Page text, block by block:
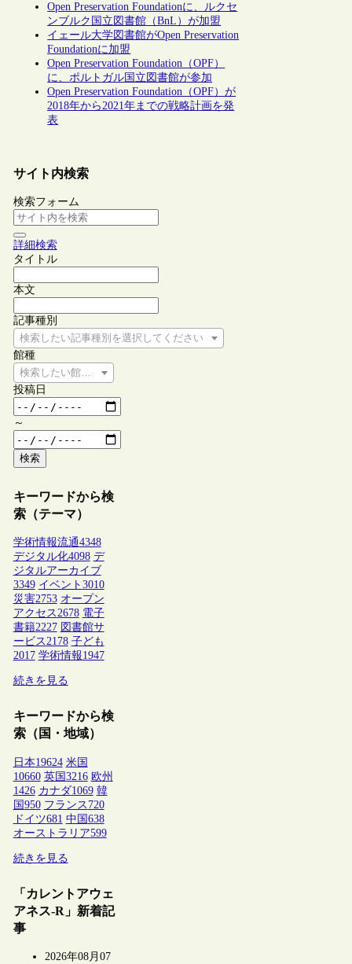
Open Preservation Foundationに、ルクセ
ンブルク国立図書館（BnL）が加盟
イェール大学図書館がOpen Preservation
Foundationに加盟
Open Preservation Foundation（OPF）
に、ポルトガル国立図書館が参加
Open Preservation Foundation（OPF）が
2018年から2021年までの戦略計画を発
表
サイト内検索
検索フォーム
詳細検索
タイトル
本文
記事種別
検索したい記事種別を選択してください
館種
検索したい館種を選択してください
投稿日
～
検索
キーワードから検
索（テーマ）
学術情報流通4348
デジタル化4098 デ
ジタルアーカイブ
3349 イベント 3010
災害2753 オープン
アクセス2678 電子
書籍2227 図書館サ
ービス2178 子ども
2017 学術情報1947
続きを見る
キーワードから検
索（国・地域）
日本19624 米国
10660 英国3216 欧州
1426 カナダ1069 韓
国950 フランス 720
ドイツ681 中国638
オーストラリア599
続きを見る
「カレントアウェ
アネス-R」新着記
事
2026年08月07